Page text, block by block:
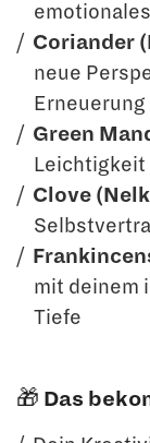
Coriander
neue
Erneuerung
Green
Leichtigkeit
Clove
mit deinem
Tiefe
🎁 Das